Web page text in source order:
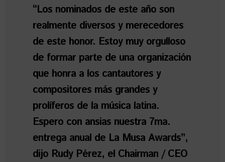
“Los nominados de este año son
realmente diversos y merecedores
de este honor. Estoy muy orgulloso
de formar parte de una organización
que honra a los cantautores y
compositores más grandes y
prolíferos de la música latina.
Espero con ansias nuestra 7ma.
entrega anual de La Musa Awards”,
dijo Rudy Pérez, el Chairman / CEO